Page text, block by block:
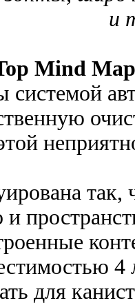
и
Mind
системой
так,
для